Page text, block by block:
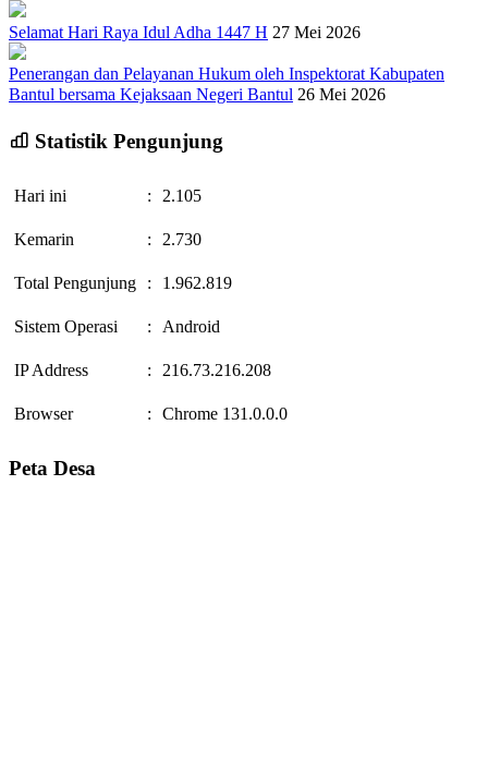
Selamat Hari Raya Idul Adha 1447 H 27 Mei 2026
Penerangan dan Pelayanan Hukum oleh Inspektorat Kabupaten
Bantul bersama Kejaksaan Negeri Bantul 26 Mei 2026
Statistik Pengunjung
Hari ini : 2.105
Kemarin : 2.730
Total Pengunjung : 1.962.819
Sistem Operasi : Android
IP Address : 216.73.216.208
Browser : Chrome 131.0.0.0
Peta Desa